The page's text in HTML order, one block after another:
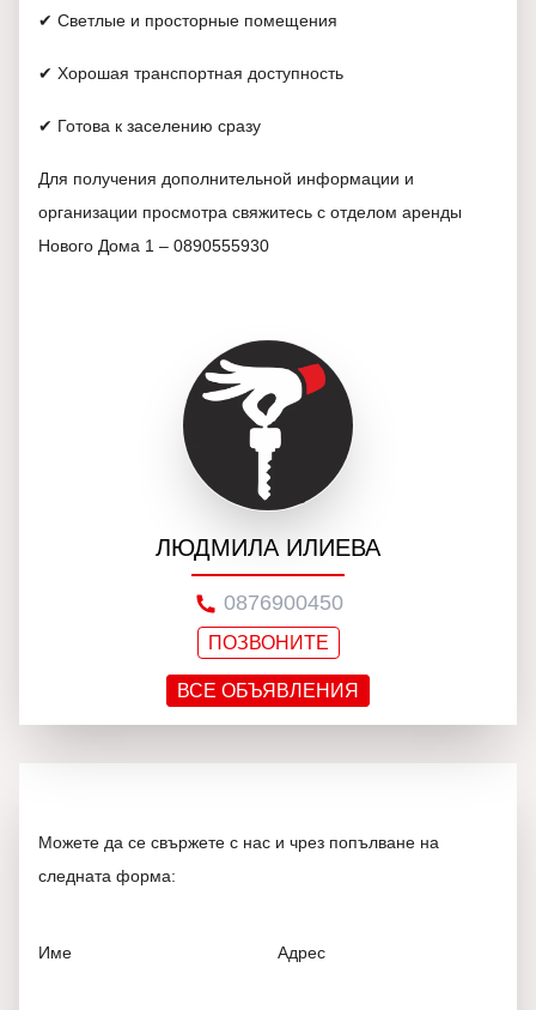
✔ Светлые и просторные помещения
✔ Хорошая транспортная доступность
✔ Готова к заселению сразу
Для получения дополнительной информации и
организации просмотра свяжитесь с отделом аренды
Нового Дома 1 – 0890555930
ЛЮДМИЛА ИЛИЕВА
0876900450
ПОЗВОНИТЕ
ВСЕ ОБЪЯВЛЕНИЯ
Можете да се свържете с нас и чрез попълване на
следната форма:
Име Адрес